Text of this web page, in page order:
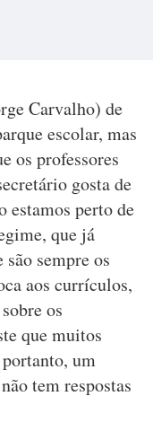
Carvalho) de
escolar, mas
os professores
gosta de
estamos perto de
que já
sempre os
aos currículos,
os
que muitos
um
tem respostas